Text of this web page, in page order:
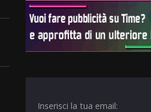
Inserisci la tua email: